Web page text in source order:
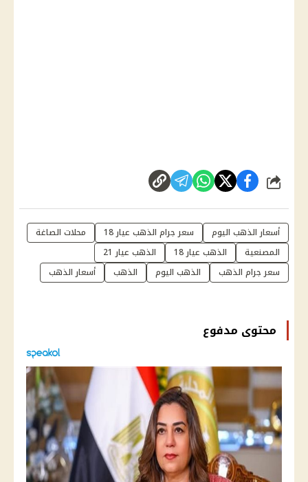
شارك
أسعار الذهب اليوم سعر جرام الذهب عيار 18
محلات الصاغة
المصنعية
الذهب عيار 18
الذهب عيار 21
سعر جرام الذهب
الذهب اليوم الذهب أسعار الذهب
محتوى مدفوع